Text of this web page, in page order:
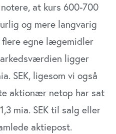
at kurs 600-700
og mere langvarig
egne lægemidler
ligger
SEK, ligesom vi også
aktionær netop har sat
mia. SEK til salg eller
aktiepost.